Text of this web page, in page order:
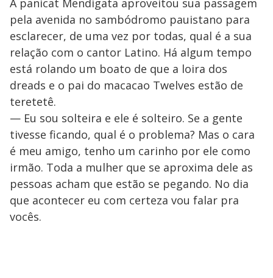
A panicat Mendigata aproveitou sua passagem
pela avenida no sambódromo pauistano para
esclarecer, de uma vez por todas, qual é a sua
relação com o cantor Latino. Há algum tempo
está rolando um boato de que a loira dos
dreads e o pai do macacao Twelves estão de
teretetê.
— Eu sou solteira e ele é solteiro. Se a gente
tivesse ficando, qual é o problema? Mas o cara
é meu amigo, tenho um carinho por ele como
irmão. Toda a mulher que se aproxima dele as
pessoas acham que estão se pegando. No dia
que acontecer eu com certeza vou falar pra
vocês.